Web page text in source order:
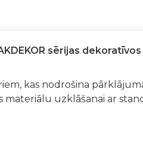
sērijas dekoratīvos
kas nodrošina
materiālu uzklāšanai ar